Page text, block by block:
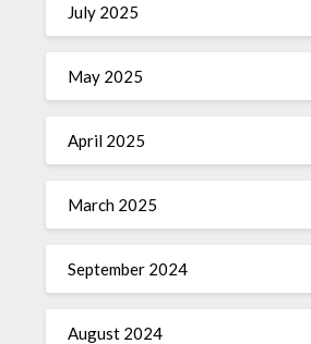
July 2025
May 2025
April 2025
March 2025
September 2024
August 2024